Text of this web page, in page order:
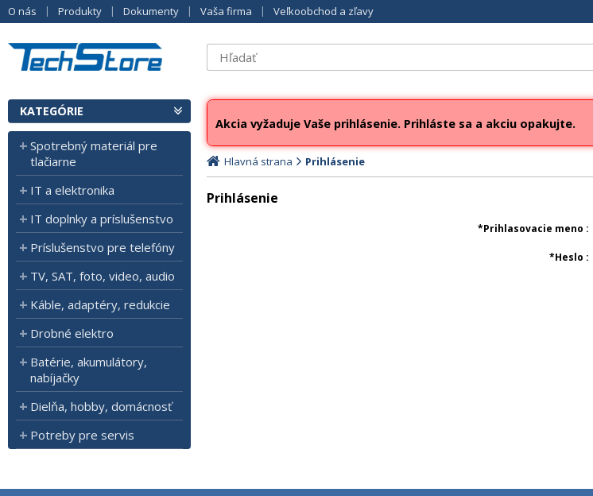
O nás Produkty Dokumenty Vaša firma Veľkoobchod a zľavy
KATEGÓRIE
Spotrebný materiál pre
tlačiarne
IT a elektronika
IT doplnky a príslušenstvo
Príslušenstvo pre telefóny
TV, SAT, foto, video, audio
Káble, adaptéry, redukcie
Drobné elektro
Batérie, akumulátory,
nabíjačky
Dielňa, hobby, domácnosť
Potreby pre servis
Akcia vyžaduje Vaše prihlásenie. Prihláste sa a akciu opakujte.
Hlavná strana Prihlásenie
Prihlásenie
Prihlasovacie meno
Heslo